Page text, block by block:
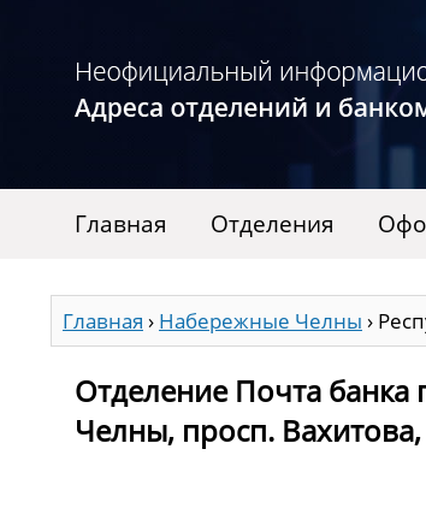
Главная Отделения
Главная › Набережные Челны ›
Отделение Почта банка
Челны, просп.